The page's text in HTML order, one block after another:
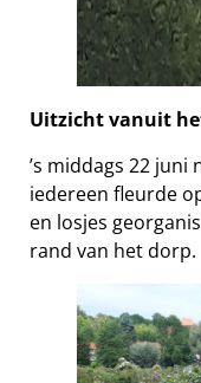
Uitzicht vanuit
’s middags 22 juni
iedereen fleurde
en losjes
rand van het dorp.